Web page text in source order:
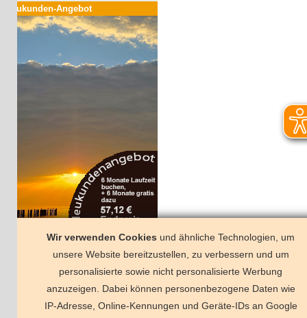
Angebot
sind auch hierWir verwenden Cookies und ähnliche Technologien, um
unsere Website bereitzustellen, zu verbessern und um
personalisierte sowie nicht personalisierte Werbung
anzuzeigen. Dabei können personenbezogene Daten wie
IP-Adresse, Online-Kennungen und Geräte-IDs an Google